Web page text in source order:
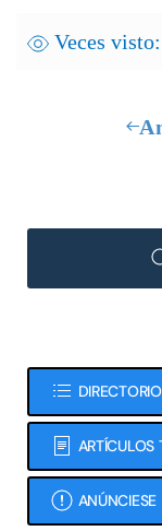
Veces
ARTÍCULOS
ANÚNCIESE